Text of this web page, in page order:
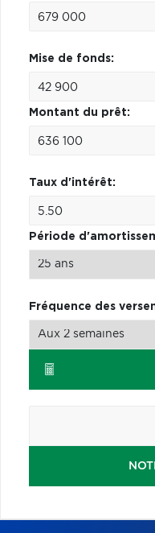
Mise de fonds:
Montant du prêt:
Taux d'intérêt:
Période
Fréquence des